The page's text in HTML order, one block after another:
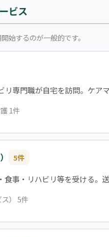
ビス
始するのが一般的です。
専門職が自宅を訪問。ケア
1件
5件
事・リハビリ等を受ける。送
） 5件